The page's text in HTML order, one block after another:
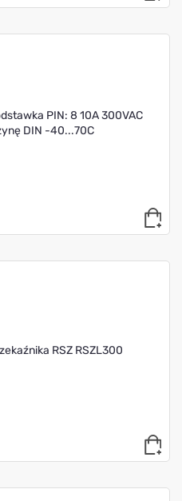
PIN: 8 10A 300VAC
DIN -40...70C
RSZ RSZL300